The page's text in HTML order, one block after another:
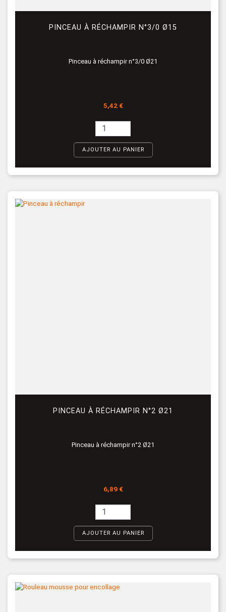
PINCEAU À RÉCHAMPIR N°3/0 Ø15
Pinceau à réchampir n°3/0 Ø21
Prix
5,42 €
AJOUTER AU PANIER
PINCEAU À RÉCHAMPIR N°2 Ø21
Pinceau à réchampir n°2 Ø21
Prix
6,89 €
AJOUTER AU PANIER